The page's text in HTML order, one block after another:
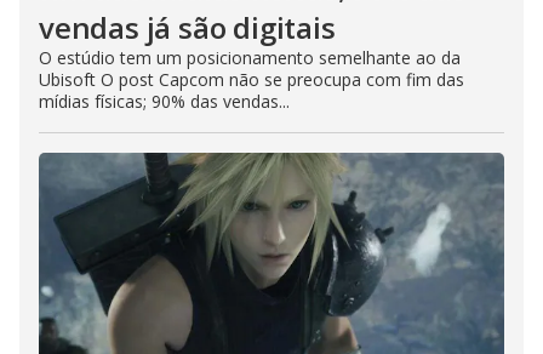
vendas já são digitais
O estúdio tem um posicionamento semelhante ao da
Ubisoft O post Capcom não se preocupa com fim das
mídias físicas; 90% das vendas...